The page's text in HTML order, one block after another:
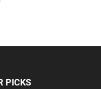
PICKS